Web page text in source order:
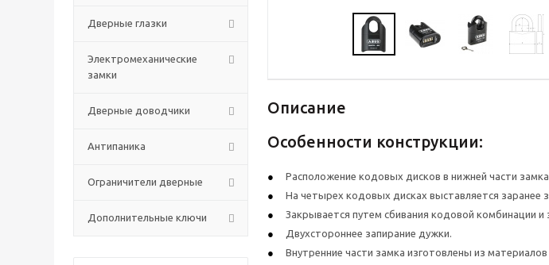
Дверные глазки
Электромеханические
замки
Дверные доводчики
Антипаника
Ограничители дверные
Дополнительные ключи
Описание
Особенности конструкции:
Расположение кодовых дисков в нижней части
На четырех кодовых дисках выставляется заранее
Закрывается путем сбивания кодовой комбинации и
Двухстороннее запирание дужки.
Внутренние части замка изготовлены из